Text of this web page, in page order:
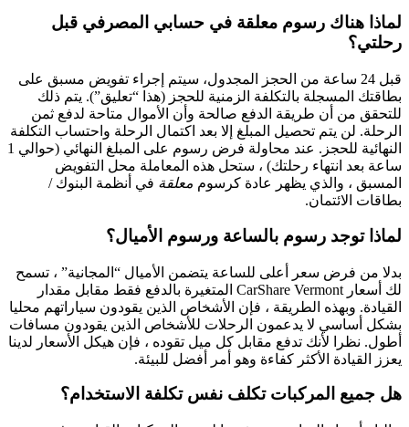
لماذا هناك رسوم معلقة في حسابي المصرفي قبل
رحلتي؟
قبل 24 ساعة من الحجز المجدول، سيتم إجراء تفويض مسبق على
بطاقتك المسجلة بالتكلفة الزمنية للحجز (هذا “تعليق”). يتم ذلك
للتحقق من أن طريقة الدفع صالحة وأن الأموال متاحة لدفع ثمن
الرحلة. لن يتم تحصيل المبلغ إلا بعد اكتمال الرحلة واحتساب التكلفة
النهائية للحجز. عند محاولة فرض رسوم على المبلغ النهائي (حوالي 1
ساعة بعد انتهاء رحلتك) ، ستحل هذه المعاملة محل التفويض
المسبق ، والذي يظهر عادة كرسوم معلقة في أنظمة البنوك /
بطاقات الائتمان.
لماذا توجد رسوم بالساعة ورسوم الأميال؟
بدلا من فرض سعر أعلى للساعة يتضمن الأميال “المجانية” ، تسمح
لك أسعار CarShare Vermont المتغيرة بالدفع فقط مقابل مقدار
القيادة. وبهذه الطريقة ، فإن الأشخاص الذين يقودون سياراتهم محليا
بشكل أساسي لا يدعمون الرحلات للأشخاص الذين يقودون مسافات
أطول. نظرا لأنك تدفع مقابل كل ميل تقوده ، فإن هيكل الأسعار لدينا
يعزز القيادة الأكثر كفاءة وهو أمر أفضل للبيئة.
هل جميع المركبات تكلف نفس تكلفة الاستخدام؟